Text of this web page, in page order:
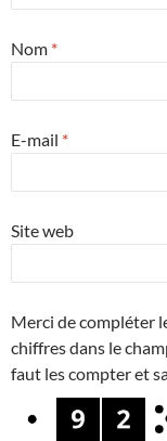
Nom *
E-mail *
Site web
Merci de compléter
chiffres dans le
faut les compter et